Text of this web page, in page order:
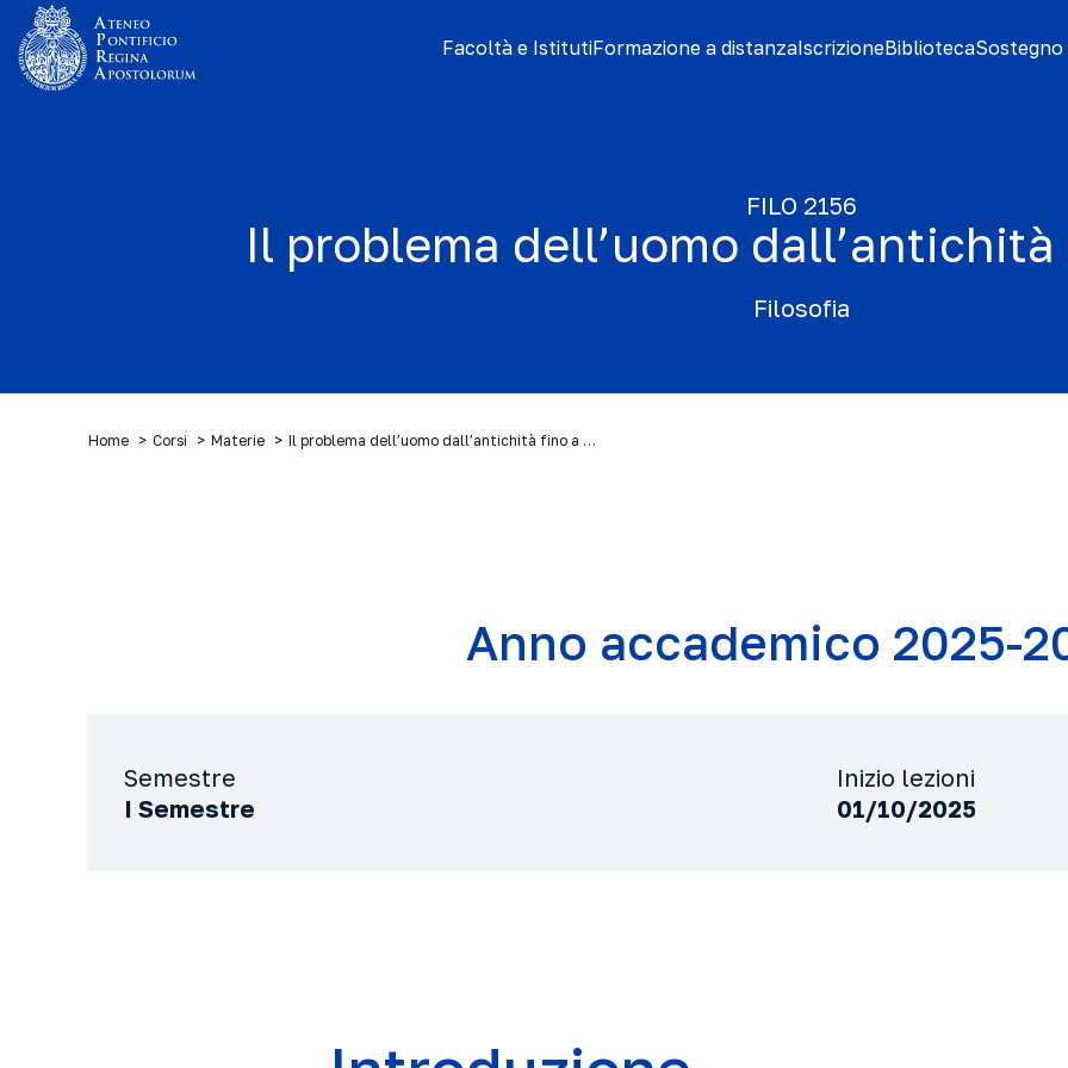
Facoltà e IstitutiFormazione a distanzaIscrizioneBiblioteca
FILO 2156
Il problema dell’uomo
Filosofia
Home Corsi Materie Il problema dell’uomo dall’antichità fino a …
Anno accademico 2025-
Semestre
I Semestre
Inizio lezioni
01/10/2025